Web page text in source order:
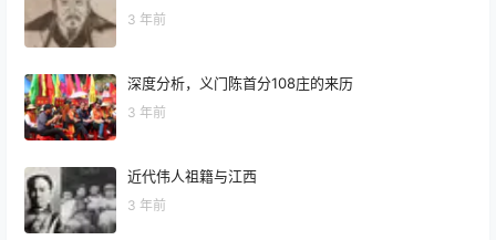
3 年前
深度分析，义门陈首分108庄的来历
3 年前
近代伟人祖籍与江西
3 年前